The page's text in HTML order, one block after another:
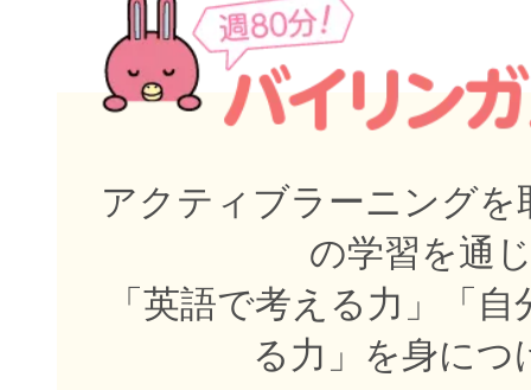
アクティブラーニングを
の学習を通
「英語で考える力」「
る力」を身につ